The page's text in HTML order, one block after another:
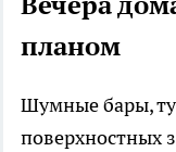
планом
Шумные бары,
поверхностных